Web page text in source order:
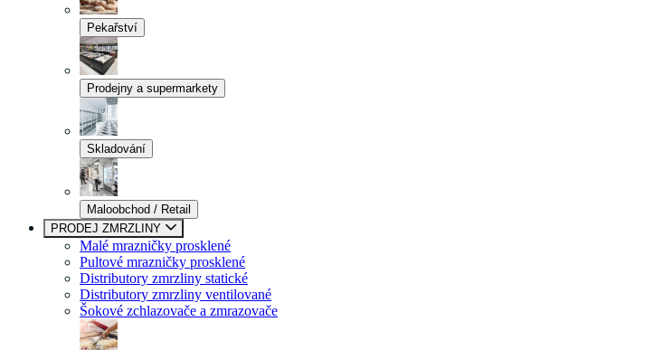
Pekařství
Prodejny a supermarkety
Skladování
Maloobchod / Retail
PRODEJ ZMRZLINY
Malé mrazničky prosklené
Pultové mrazničky prosklené
Distributory zmrzliny statické
Distributory zmrzliny ventilované
Šokové zchlazovače a zmrazovače